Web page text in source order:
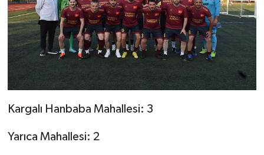
Kargalı Hanbaba Mahallesi: 3
Yarıca Mahallesi: 2